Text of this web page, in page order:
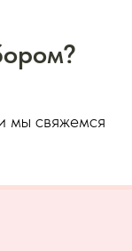
мы свяжемся